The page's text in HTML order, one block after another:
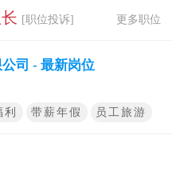
[职位投诉] 更多职位
司 - 最新岗位
带薪年假 员工旅游